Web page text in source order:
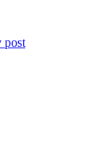
post